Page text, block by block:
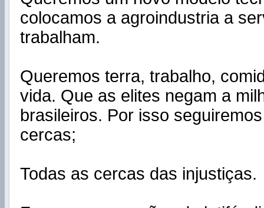
colocamos a agroindustria a
trabalham.
Queremos terra, trabalho,
vida. Que as elites negam a
brasileiros. Por isso
cercas;
Todas as cercas das injustiças.